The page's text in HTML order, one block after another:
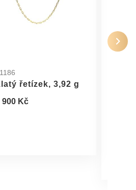
řetízek, 3,92 g
900 Kč